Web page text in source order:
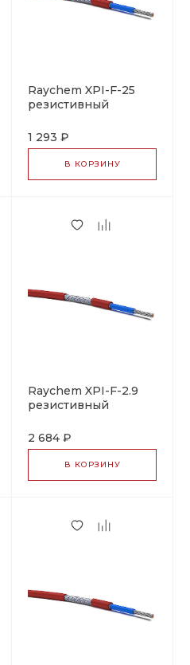
Raychem XPI-F-25
резистивный
1 293 ₽
В КОРЗИНУ
Raychem XPI-F-2.9
резистивный
2 684 ₽
В КОРЗИНУ